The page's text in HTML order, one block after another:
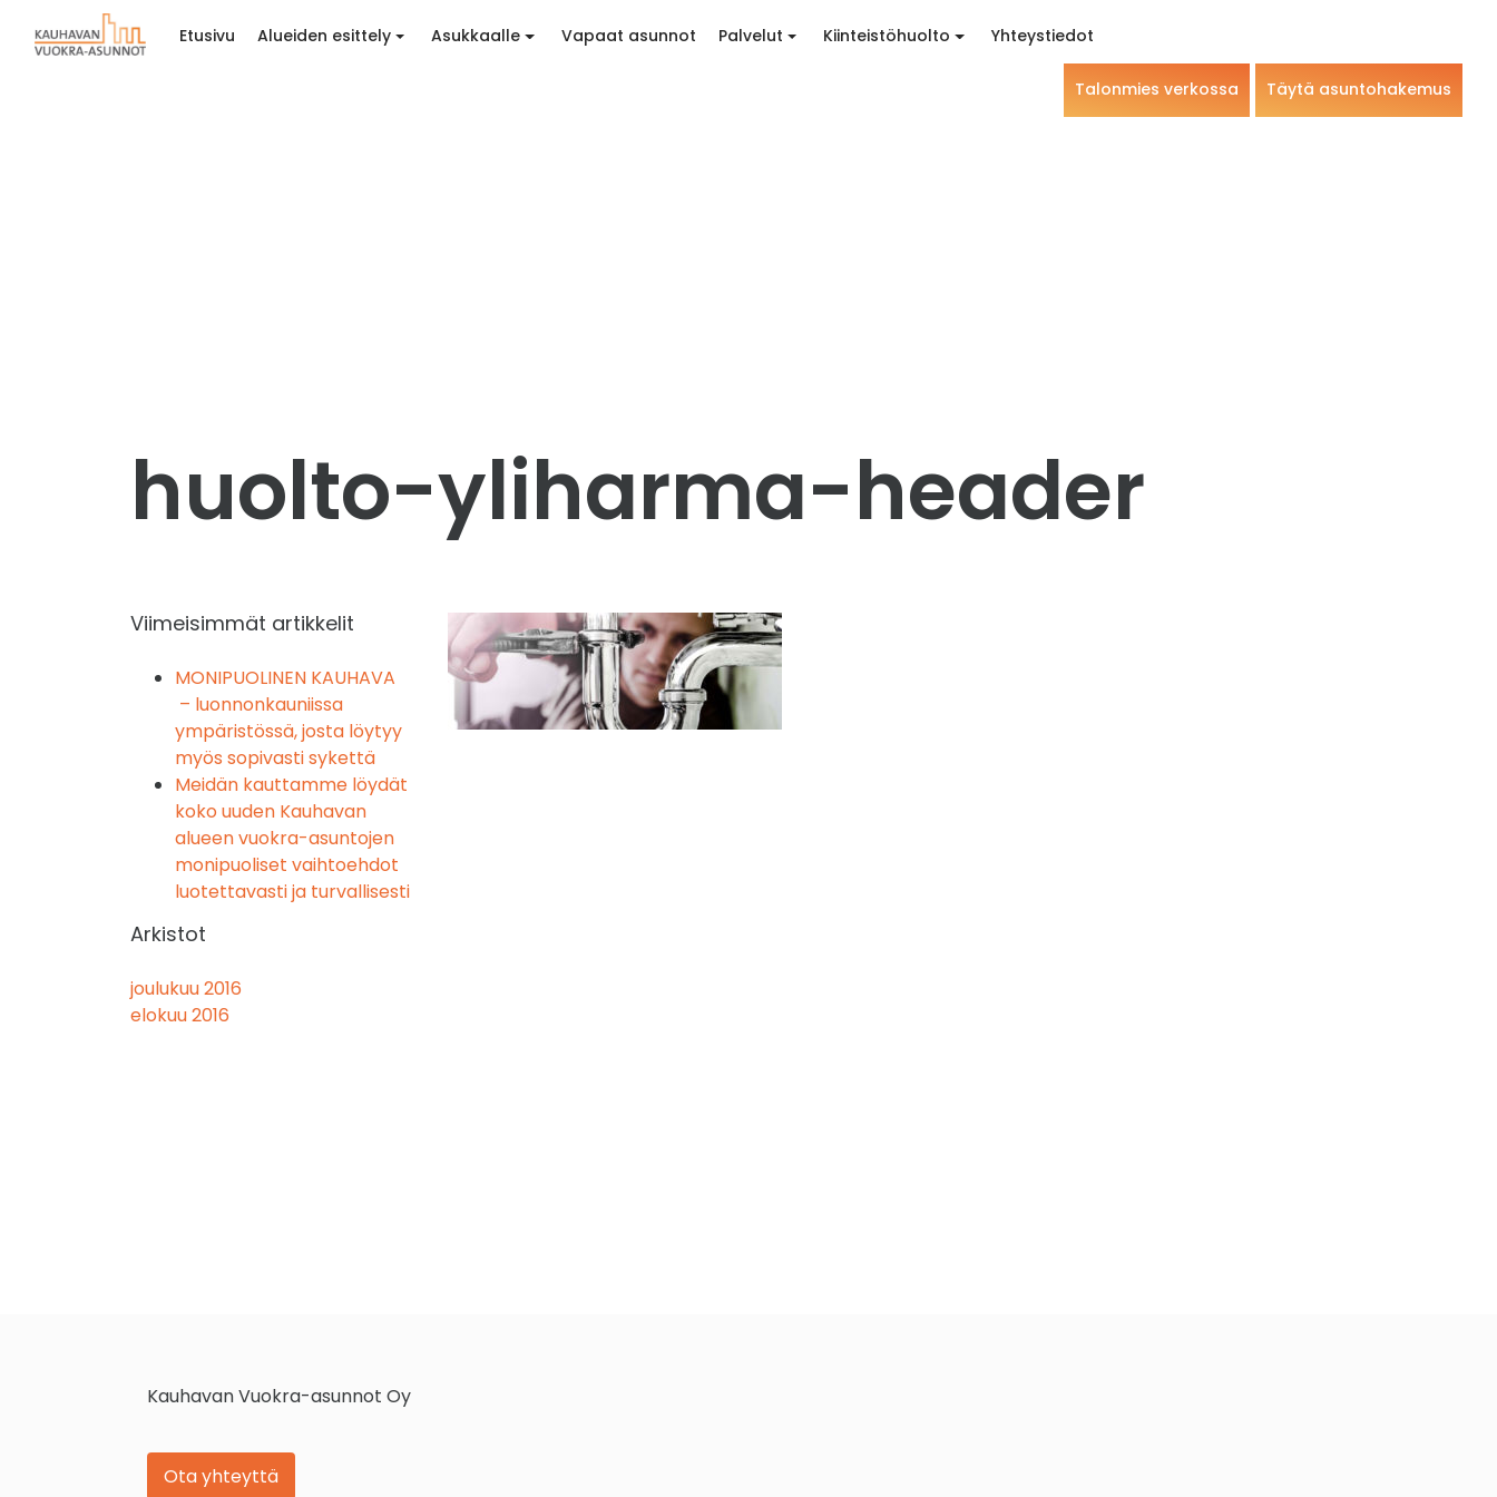
Etusivu Alueiden esittely Asukkaalle Vapaat asunnot Palvelut Kiinteistöhuolto Yhteystiedot
Täytä asuntohakemus
Talonmies verkossa
huolto-yliharma-header
Viimeisimmät artikkelit
MONIPUOLINEN KAUHAVA
– luonnonkauniissa
ympäristössä, josta löytyy
myös sopivasti sykettä
Meidän kauttamme löydät
koko uuden Kauhavan
alueen vuokra-asuntojen
monipuoliset vaihtoehdot
luotettavasti ja turvallisesti
Arkistot
joulukuu 2016
elokuu 2016
Kauhavan Vuokra-asunnot Oy
Ota yhteyttä